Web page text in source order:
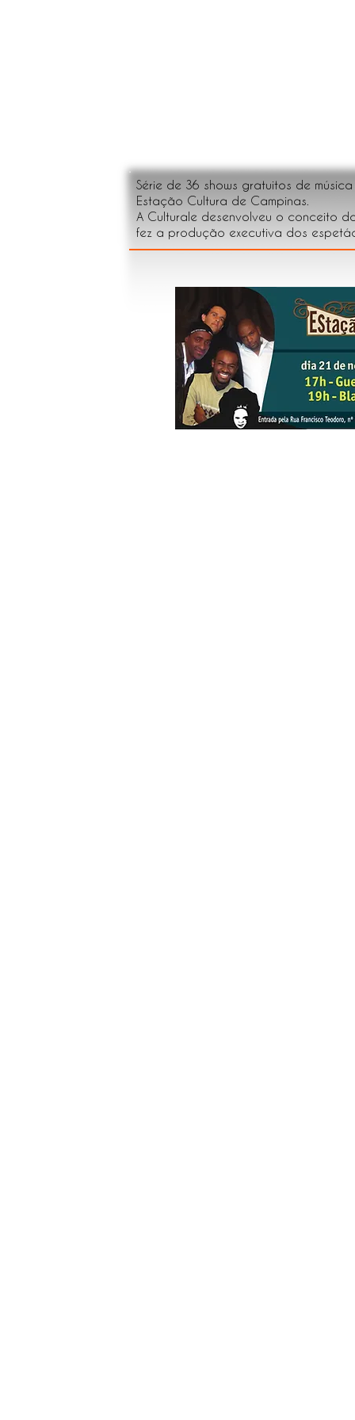
Série de 36 shows gratuitos de
Estação Cultura de Campinas.
A Culturale desenvolveu o conceito
fez a produção executiva dos